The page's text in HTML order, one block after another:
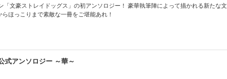
「文豪ストレイドッグス」の初アンソロジー！ 豪華執筆陣によって描かれる新たな文
ほっこりまで素敵な一冊をご堪能あれ！
式アンソロジー ～華～